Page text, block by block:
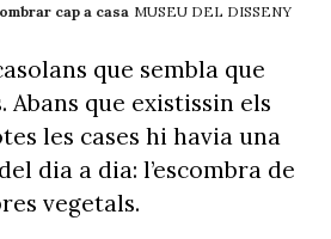
cap a casa MUSEU DEL DISSENY
que sembla que
Abans que existissin els
les cases hi havia una
dia a dia: l’escombra de
vegetals.